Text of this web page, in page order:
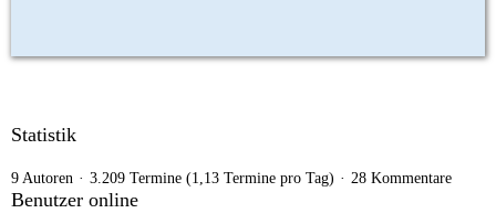
Statistik
9 Autoren 3.209 Termine (1,13 Termine pro Tag) 28 Kommentare
Benutzer online